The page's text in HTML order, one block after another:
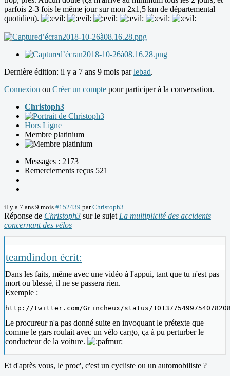
parfois 2-3 fois le même jour sur mon 2x1,5 km de départemental
quotidien).
Dernière édition: il y a 7 ans 9 mois parlebad.
Connexion ou Créer un compte pour participer à la conversation.
Christoph3
Hors Ligne
Membre platinium
Messages : 2173
Remerciements reçus 521
il y a 7 ans 9 mois #152439 parChristoph3
Réponse de Christoph3 sur le sujet La multiplicité des accidents
concernant des vélos
teamdindon écrit:
Dans les faits, même avec une vidéo à l'appui, tant que tu n'est pas
mort ou blessé, il ne se passera rien.
Exemple :
http://twitter.com/Grincheux/status/
Le procureur n'a pas donné suite en invoquant le prétexte que
comme le gars roulait avec un vélo cargo, ça à pu perturber le
conducteur de la voiture.
Et d'après vous, le proc', c'est un cycliste ou un automobiliste ?